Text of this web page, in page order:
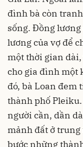
đình bà còn
sống. Đồng
lương của vợ để
một thời gian
cho gia đình một
đó, bà Loan đem
thành phố
người cần, dần
mảnh đất ở
bước những